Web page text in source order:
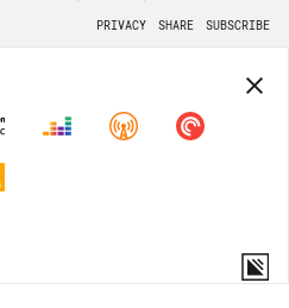
PRIVACY SHARE SUBSCRIBE